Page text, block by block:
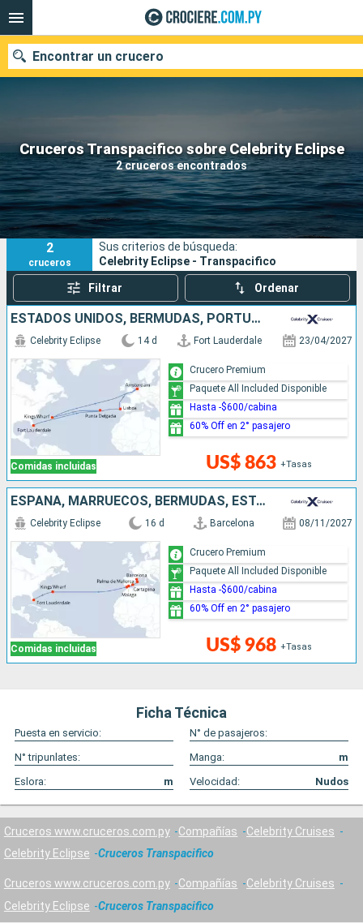
Cruceros Transpacifico sobre Celebrity Eclipse
2 cruceros encontrados
Encontrar un crucero
Nuestros destinos
Fecha de salida
Puertos Compañías
Buscar
2
cruceros
Sus criterios de búsqueda:
Celebrity Eclipse - Transpacifico
Filtrar Ordenar
ESTADOS UNIDOS, BERMUDAS, PORTUGAL, PAISES BAJOS
Comidas incluidas
Celebrity Eclipse 14 d Fort Lauderdale 23/04/2027
US$ 863 +Tasas
Crucero Premium
Paquete All Included Disponible
Hasta -$600/cabina
60% Off en 2° pasajero
ESPAÑA, MARRUECOS, BERMUDAS, ESTADOS UNIDOS
Comidas incluidas
Celebrity Eclipse 16 d Barcelona 08/11/2027
US$ 968 +Tasas
Crucero Premium
Paquete All Included Disponible
Hasta -$600/cabina
60% Off en 2° pasajero
Ficha Técnica
Puesta en servicio:
N° de pasajeros:
N° tripunlates:
Manga:
m
Eslora:
m Velocidad: Nudos
Cruceros www.cruceros.com.py Compañías
Celebrity Cruises
Celebrity Eclipse
Cruceros Transpacifico
Cruceros www.cruceros.com.py Compañías
Celebrity Cruises
Celebrity Eclipse
Cruceros Transpacifico